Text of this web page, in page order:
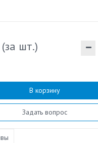
(за шт.)
В корзину
Задать вопрос